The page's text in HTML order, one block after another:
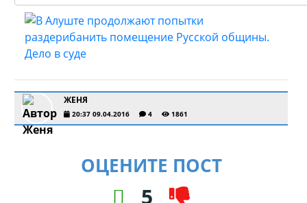
ЖЕНЯ
20:37 09.04.2016 4 1861
ОЦЕНИТЕ ПОСТ
5